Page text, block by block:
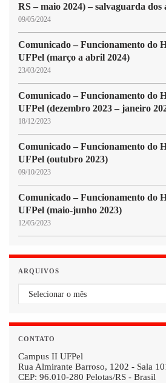
RS – maio 2024) – salvaguarda dos
09/05/2024
Comunicado – Funcionamento do
UFPel (março a abril 2024)
23/03/2024
Comunicado – Funcionamento do
UFPel (dezembro 2023 – janeiro
18/12/2023
Comunicado – Funcionamento do
UFPel (outubro 2023)
09/10/2023
Comunicado – Funcionamento do
UFPel (maio-junho 2023)
12/05/2023
ARQUIVOS
CONTATO
Campus II UFPel
Rua Almirante Barroso, 1202 - Sala
CEP: 96.010-280 Pelotas/RS - Brasil